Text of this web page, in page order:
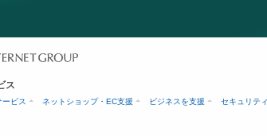
ス
ビス ネットショップ・EC支援 ビジネスを支援 セキュリティ